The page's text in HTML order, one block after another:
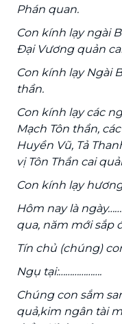
Phán quan.
Con kính lạy ngài
Đại Vương quản
Con kính lạy Ngài
thần.
Con kính lạy các
Mạch Tôn thần,
Huyền Vũ, Tả
vị Tôn Thần cai
Con kính lạy
Hôm nay là
qua, năm mới sắp
Tín chủ (chúng)
Ngụ tại:……………….
Chúng con sắm
quả,kim ngân tài